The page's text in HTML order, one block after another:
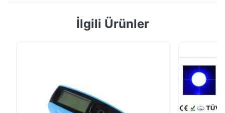
Taşınabilir Spektrofotometre TS7708 Kolorimetre
İlgili Ürünler